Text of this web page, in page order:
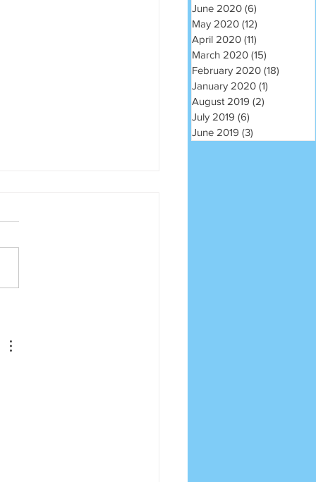
June 2020 (6)
May 2020 (12)
April 2020 (11)
March 2020 (15)
February 2020 (18)
January 2020 (1)
August 2019 (2)
July 2019 (6)
June 2019 (3)